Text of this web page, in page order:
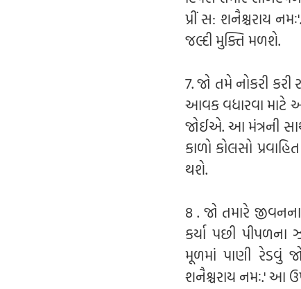
પ્રીં સ: શનૈશ્ચરાય
જલ્દી મુક્તિ મળશે.
7. જો તમે નોકરી
આવક વધારવા માટે આ
જોઈએ. આ મંત્રની
કાળો કોલસો
થશે.
8 . જો તમારે
કર્યા પછી
મૂળમાં પાણી રેડવું
શનૈશ્ચરાય નમઃ.' આ